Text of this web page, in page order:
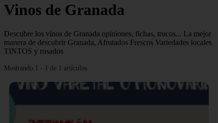
Vinos de Granada
Descubre los vinos de Granada opiniones, fichas, trucos... La mejor
manera de descubrir Granada, Afrutados Frescos Variedades locales
TINTOS y rosados
Mostrando 1 - 1 de 1 artículos